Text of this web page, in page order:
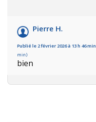
Pierre H.
Publié le 2 février 2026 à 13 h 46 min
min)
bien